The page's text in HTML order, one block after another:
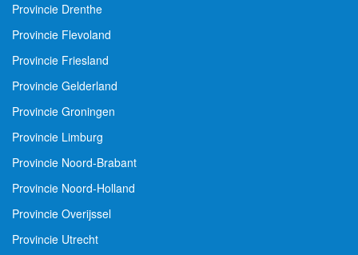
Provincie Drenthe
Provincie Flevoland
Provincie Friesland
Provincie Gelderland
Provincie Groningen
Provincie Limburg
Provincie Noord-Brabant
Provincie Noord-Holland
Provincie Overijssel
Provincie Utrecht